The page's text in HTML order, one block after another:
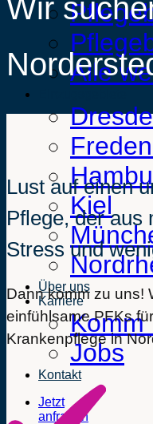
Alle
Kiel
Über uns
Karriere
Komm
Jobs
Kontakt
Jetzt
anfragen
Wir
Lust auf einen
Pflege, der aus
Stress und
Dann komm zu uns!
einfühlsame PFKs
Krankenpflege in